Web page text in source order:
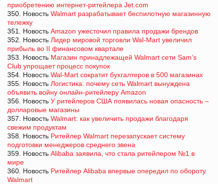
приобретению интернет-ритейлера Jet.com
350. Новость Walmart разрабатывает беспилотную магазинную
тележку
351. Новость Amazon ужесточил правила продажи брендов
352. Новость Лидер мировой торговли Wal-Mart увеличил
прибыль во II финансовом квартале
353. Новость Магазин принадлежащей Walmart cети Sam’s
Club упрощает процесс покупок
354. Новость Wal-Mart сократит бухгалтеров в 500 магазинах
355. Новость Логистика: почему сеть Walmart вынуждена
объявить войну онлайн-ритейлеру Amazon
356. Новость У ритейлеров США появилась новая опасность –
долларовые магазины
357. Новость Walmart: как увеличить продажи благодаря
свежим продуктам
358. Новость Ритейлер Walmart перезапускает систему
подготовки менеджеров среднего звена
359. Новость Alibaba заявила, что стала ритейлером №1 в
мире
360. Новость Ритейлер Alibaba впервые опередил по обороту
Walmart